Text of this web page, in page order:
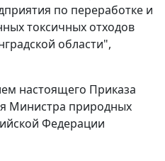
по переработке и
токсичных отходов
области",
настоящего Приказа
Министра природных
Федерации